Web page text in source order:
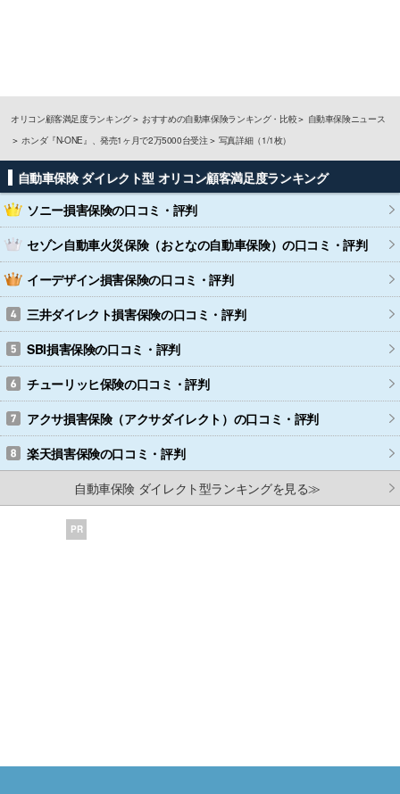
オリコン顧客満足度ランキング おすすめの自動車保険ランキング・比較
自動車保険ニュース
ホンダ『N-ONE』、発売1ヶ月で2万5000台受注
写真詳細（1/1枚）
自動車保険 ダイレクト型 オリコン顧客満足度ランキング
ソニー損害保険の口コミ・評判
セゾン自動車火災保険（おとなの自動車保険）の口コミ・評判
イーデザイン損害保険の口コミ・評判
三井ダイレクト損害保険の口コミ・評判
SBI損害保険の口コミ・評判
チューリッヒ保険の口コミ・評判
アクサ損害保険（アクサダイレクト） の口コミ・評判
楽天損害保険の口コミ・評判
自動車保険 ダイレクト型ランキングを見る≫
PR